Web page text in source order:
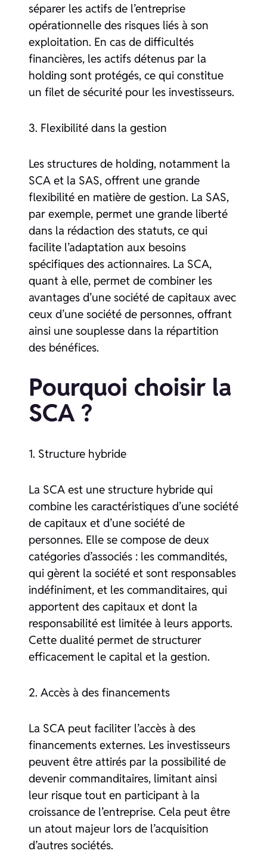
séparer les actifs de l’entreprise
opérationnelle des risques liés à son
exploitation. En cas de difficultés
financières, les actifs détenus par la
holding sont protégés, ce qui constitue
un filet de sécurité pour les investisseurs.
3. Flexibilité dans la gestion
Les structures de holding, notamment la
SCA et la SAS, offrent une grande
flexibilité en matière de gestion. La SAS,
par exemple, permet une grande liberté
dans la rédaction des statuts, ce qui
facilite l’adaptation aux besoins
spécifiques des actionnaires. La SCA,
quant à elle, permet de combiner les
avantages d’une société de capitaux avec
ceux d’une société de personnes, offrant
ainsi une souplesse dans la répartition
des bénéfices.
Pourquoi choisir la
SCA ?
1. Structure hybride
La SCA est une structure hybride qui
combine les caractéristiques d’une société
de capitaux et d’une société de
personnes. Elle se compose de deux
catégories d’associés : les commandités,
qui gèrent la société et sont responsables
indéfiniment, et les commanditaires, qui
apportent des capitaux et dont la
responsabilité est limitée à leurs apports.
Cette dualité permet de structurer
efficacement le capital et la gestion.
2. Accès à des financements
La SCA peut faciliter l’accès à des
financements externes. Les investisseurs
peuvent être attirés par la possibilité de
devenir commanditaires, limitant ainsi
leur risque tout en participant à la
croissance de l’entreprise. Cela peut être
un atout majeur lors de l’acquisition
d’autres sociétés.